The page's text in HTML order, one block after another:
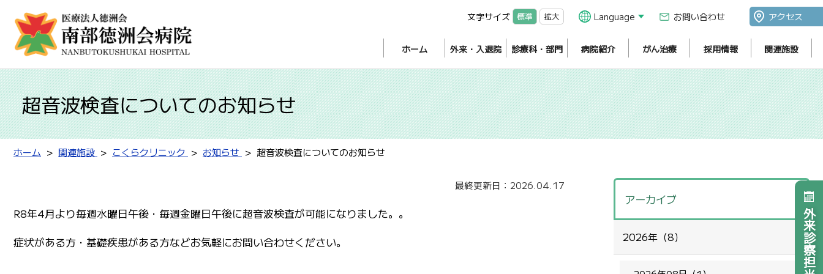
文字サイズ 標準 拡大 Language お問い合わせ アクセス
ホーム 外来・入退院 診療科・部門 病院紹介 がん治療 採用情報 関連施設
超音波検査についてのお知らせ
ホーム 関連施設 こくらクリニック お知らせ 超音波検査についてのお知らせ
最終更新日：2026.04.17
R8年4月より毎週水曜日午後・毎週金曜日午後に超音波検査が可能になりました。。
症状がある方・基礎疾患がある方などお気軽にお問い合わせください。
アーカイブ
2026年（8）